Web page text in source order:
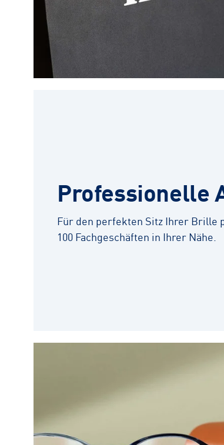
Professionelle
Für den perfekten Sitz Ihrer Brille
100 Fachgeschäften in Ihrer Nähe.